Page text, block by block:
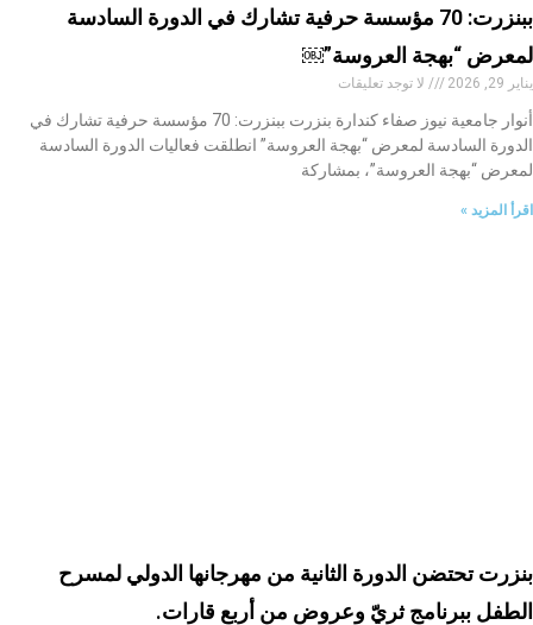
ببنزرت: 70 مؤسسة حرفية تشارك في الدورة السادسة
لمعرض “بهجة العروسة”￼
يناير 29, 2026 لا توجد تعليقات
أنوار جامعية نيوز صفاء كندارة بنزرت ببنزرت: 70 مؤسسة حرفية تشارك في
الدورة السادسة لمعرض “بهجة العروسة” انطلقت فعاليات الدورة السادسة
لمعرض “بهجة العروسة”، بمشاركة
اقرأ المزيد »
بنزرت تحتضن الدورة الثانية من مهرجانها الدولي لمسرح
الطفل ببرنامج ثريّ وعروض من أربع قارات.